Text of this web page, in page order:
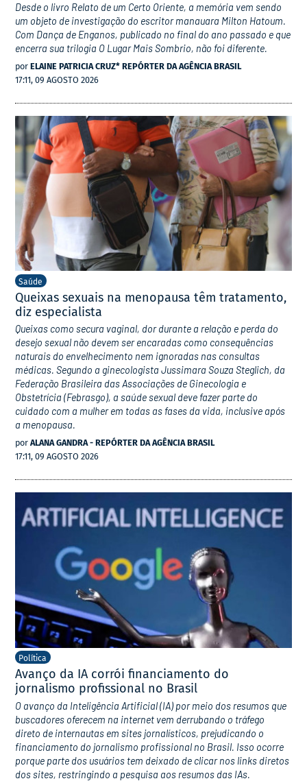
Desde o livro Relato de um Certo Oriente, a memória vem sendo
um objeto de investigação do escritor manauara Milton Hatoum.
Com Dança de Enganos, publicado no final do ano passado e que
encerra sua trilogia O Lugar Mais Sombrio, não foi diferente.
por ELAINE PATRICIA CRUZ* REPÓRTER DA AGÊNCIA BRASIL
17:11, 09 AGOSTO 2026
Saúde
Queixas sexuais na menopausa têm tratamento,
diz especialista
Queixas como secura vaginal, dor durante a relação e perda do
desejo sexual não devem ser encaradas como consequências
naturais do envelhecimento nem ignoradas nas consultas
médicas. Segundo a ginecologista Jussimara Souza Steglich, da
Federação Brasileira das Associações de Ginecologia e
Obstetrícia (Febrasgo), a saúde sexual deve fazer parte do
cuidado com a mulher em todas as fases da vida, inclusive após
a menopausa.
por ALANA GANDRA - REPÓRTER DA AGÊNCIA BRASIL
17:11, 09 AGOSTO 2026
Política
Avanço da IA corrói financiamento do
jornalismo profissional no Brasil
O avanço da Inteligência Artificial (IA) por meio dos resumos que
buscadores oferecem na internet vem derrubando o tráfego
direto de internautas em sites jornalísticos, prejudicando o
financiamento do jornalismo profissional no Brasil. Isso ocorre
porque parte dos usuários tem deixado de clicar nos links diretos
dos sites, restringindo a pesquisa aos resumos das IAs.